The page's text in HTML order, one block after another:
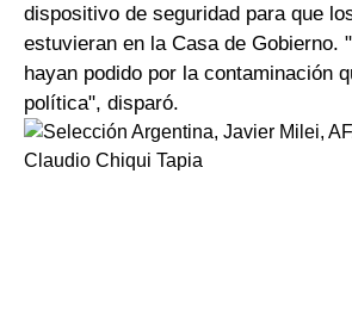
dispositivo de seguridad para que
estuvieran en la Casa de Gobierno.
hayan podido por la contaminación
política", disparó.